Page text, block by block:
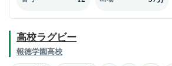
高校ラグビー
報徳学園高校